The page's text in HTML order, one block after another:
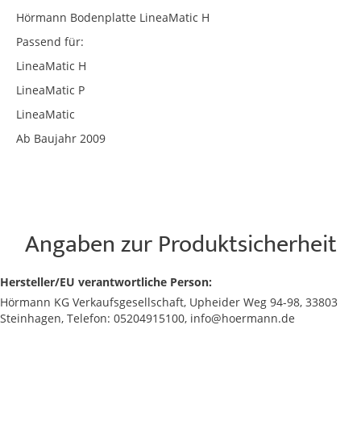
Hörmann Bodenplatte LineaMatic H
Passend für:
LineaMatic H
LineaMatic P
LineaMatic
Ab Baujahr 2009
Angaben zur Produktsicherheit
Hersteller/EU verantwortliche Person:
Hörmann KG Verkaufsgesellschaft, Upheider Weg 94-98, 33803
Steinhagen, Telefon: 05204915100, info@hoermann.de